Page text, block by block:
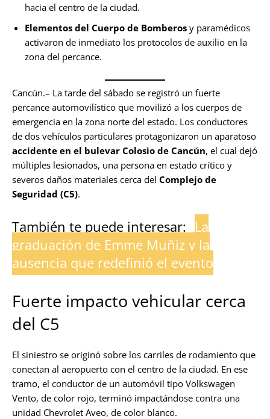
hacia el centro de la ciudad.
Elementos del Cuerpo de Bomberos y paramédicos
activaron de inmediato los protocolos de auxilio en la
zona del percance.
Cancún.– La tarde del sábado se registró un fuerte
percance automovilístico que movilizó a los cuerpos de
emergencia en la zona norte del estado. Los conductores
de dos vehículos particulares protagonizaron un aparatoso
accidente en el bulevar Colosio de Cancún, el cual dejó
múltiples lesionados, una persona en estado crítico y
severos daños materiales cerca del Complejo de
Seguridad (C5).
También te puede interesar: La
graduación de Emme Muñiz y la
ausencia que redefinió el evento
Fuerte impacto vehicular cerca
del C5
El siniestro se originó sobre los carriles de rodamiento que
conectan al aeropuerto con el centro de la ciudad. En ese
tramo, el conductor de un automóvil tipo Volkswagen
Vento, de color rojo, terminó impactándose contra una
unidad Chevrolet Aveo, de color blanco.